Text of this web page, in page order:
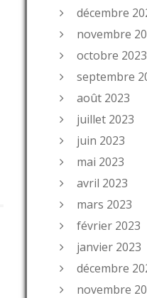
décembre
novembre
octobre 2023
septembre
août 2023
juillet 2023
juin 2023
mai 2023
avril 2023
mars 2023
février 2023
janvier 2023
décembre
novembre